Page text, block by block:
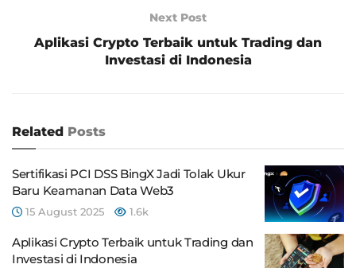
Next Post
Aplikasi Crypto Terbaik untuk Trading dan
Investasi di Indonesia
Related Posts
Sertifikasi PCI DSS BingX Jadi Tolak Ukur
Baru Keamanan Data Web3
15 August 2025 1.6k
Aplikasi Crypto Terbaik untuk Trading dan
Investasi di Indonesia